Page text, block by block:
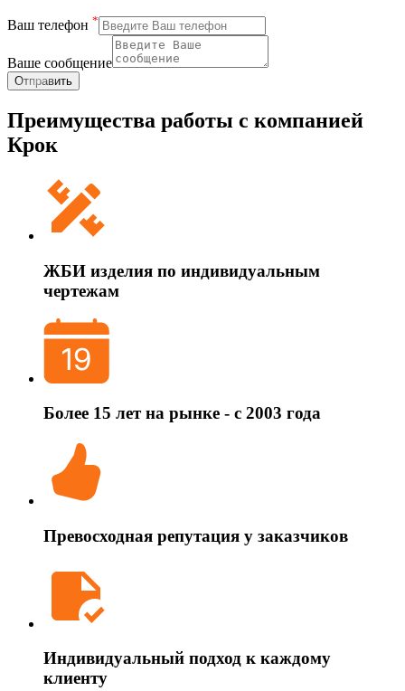
Ваш телефон *
Ваше сообщение
Отправить
Преимущества работы с компанией
Крок
ЖБИ изделия по индивидуальным
чертежам
Более 15 лет на рынке - с 2003 года
Превосходная репутация у заказчиков
Индивидуальный подход к каждому
клиенту